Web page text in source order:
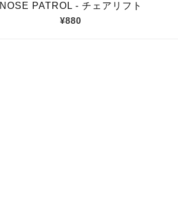
NOSE PATROL - チェアリフト
¥880